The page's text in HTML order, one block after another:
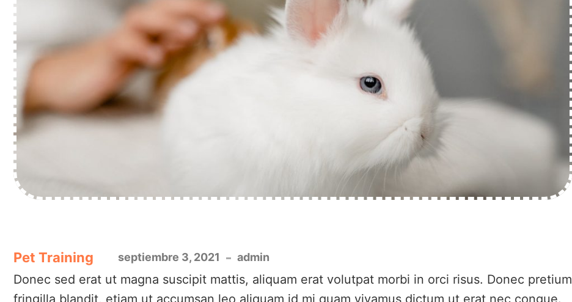
Pet Training septiembre 3, 2021 admin
Donec sed erat ut magna suscipit mattis, aliquam erat volutpat morbi in orci risus. Donec pretium
fringilla blandit, etiam ut accumsan leo aliquam id mi quam vivamus dictum ut erat nec congue.